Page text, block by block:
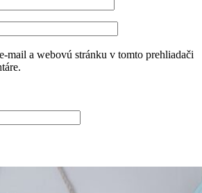
mail a webovú stránku v tomto prehliadači